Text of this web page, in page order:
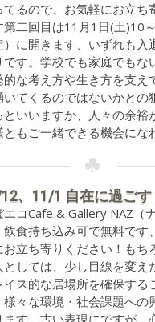
てるので、お気軽にお立ち
第二回目は11月1日(土)10
）に開きます、いずれも入
です。学校でも家庭でもな
的な考え方や生き方を支
いてくるのではないかと
といいますか、人々の余裕
ともご一緒できる機会にな
、11/1 自在に過ごす
エコCafe & Gallery NAZ（
飲食持ち込み可で無料で
お立ち寄りください！もち
としては、少し目線を変え
イス的な居場所を確保す
様々な環境・社会課題へ
ます。古い表現にですが